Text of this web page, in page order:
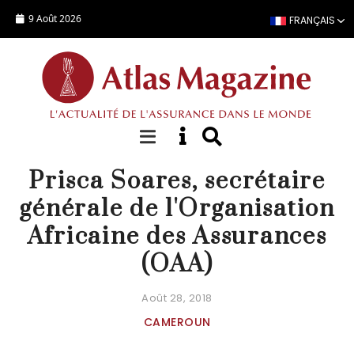
9 Août 2026 FRANÇAIS
PERSONNALITÉ
Prisca Soares, secrétaire
générale de l'Organisation
Africaine des Assurances
(OAA)
Août 28, 2018
CAMEROUN